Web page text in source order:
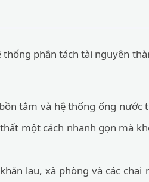
phân tách tài nguyên
tắm và hệ thống ống nước
một cách nhanh gọn mà
lau, xà phòng và các chai